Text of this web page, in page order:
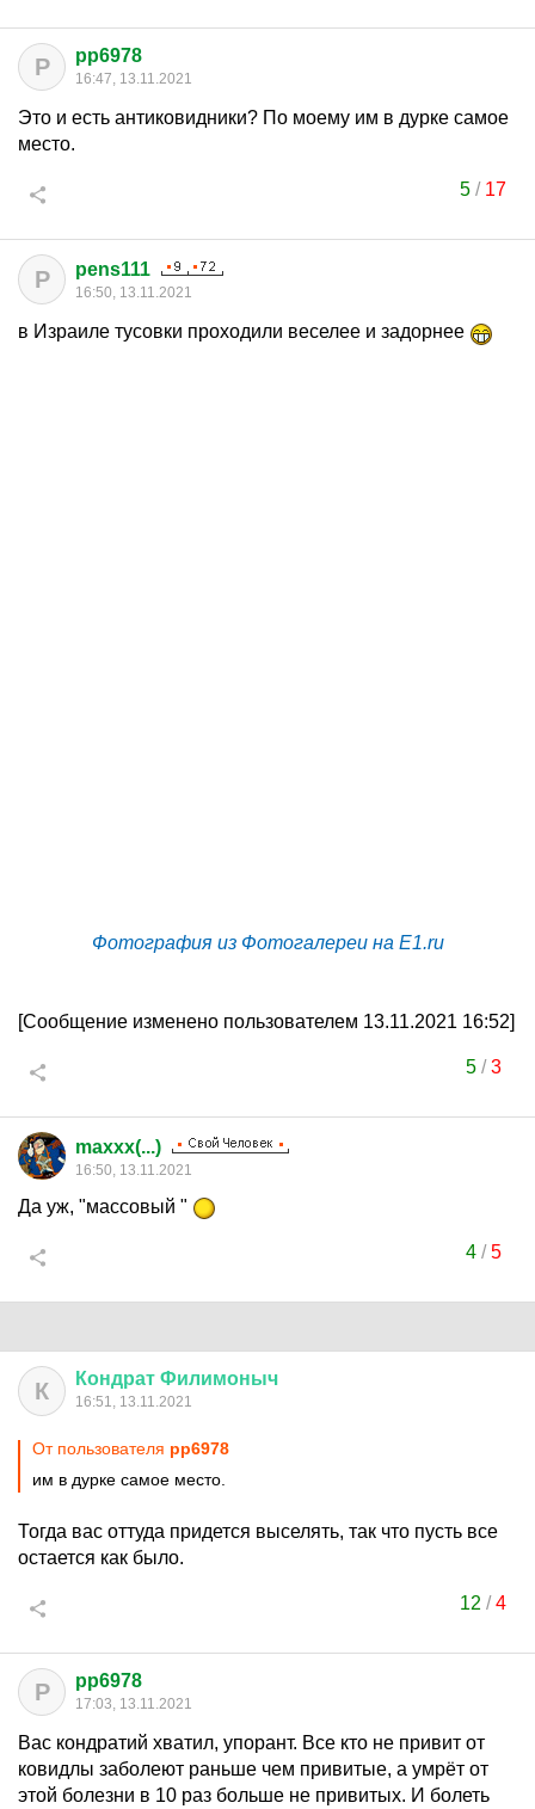
P pp6978
16:47, 13.11.2021
Это и есть антиковидники? По моему им в дурке самое
место.
5 / 17
P pens111
16:50, 13.11.2021
в Израиле тусовки проходили веселее и задорнее
Фотография из Фотогалереи на E1.ru
[Сообщение изменено пользователем 13.11.2021 16:52]
5/3
maxxx(...)
16:50, 13.11.2021
Да уж, "массовый "
4/5
К Кондрат Филимоныч
16:51, 13.11.2021
От пользователя pp6978
им в дурке самое место.
Тогда вас оттуда придется выселять, так что пусть все
остается как было.
12 /4
P pp6978
17:03, 13.11.2021
Вас кондратий хватил, упорант. Все кто не привит от
ковидлы заболеют раньше чем привитые, а умрёт от
этой болезни в 10 раз больше не привитых. И болеть